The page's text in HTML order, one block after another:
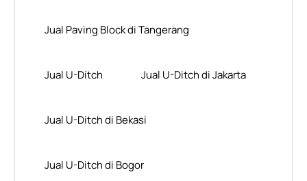
Jual Paving Block di Tangerang
Jual U-Ditch Jual U-Ditch di Jakarta
Jual U-Ditch di Bekasi
Jual U-Ditch di Bogor